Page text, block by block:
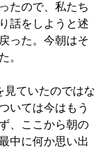
たので、私たち
話をしようと述
った。今朝はそ
。
見ていたのではな
いては今はもう
、ここから朝の
中に何か思い出